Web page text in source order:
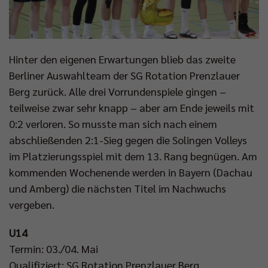
Hinter den eigenen Erwartungen blieb das zweite
Berliner Auswahlteam der SG Rotation Prenzlauer
Berg zurück. Alle drei Vorrundenspiele gingen –
teilweise zwar sehr knapp – aber am Ende jeweils mit
0:2 verloren. So musste man sich nach einem
abschließenden 2:1-Sieg gegen die Solingen Volleys
im Platzierungsspiel mit dem 13. Rang begnügen. Am
kommenden Wochenende werden in Bayern (Dachau
und Amberg) die nächsten Titel im Nachwuchs
vergeben.
U14
Termin: 03./04. Mai
Qualifiziert: SG Rotation Prenzlauer Berg